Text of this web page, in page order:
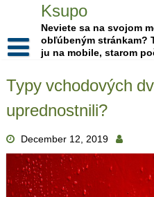
Ksupo
Neviete sa na svojom
obľúbeným stránkam?
ju na mobile, starom
Typy vchodových
uprednostnili?
December 12, 2019